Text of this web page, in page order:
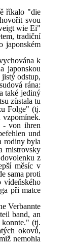
říkalo "die
svou
wie Ei"
tradiční
japonském
k
japonskou
odstup,
rána:
také jediný
zůstala tu
Folge" (tj.
- von ihren
und
rodiny byla
mistrovsky
z
měsíc v
sama proti
při matce
Verbannte
band, an
konnte." (tj.
okovů,
nemohla